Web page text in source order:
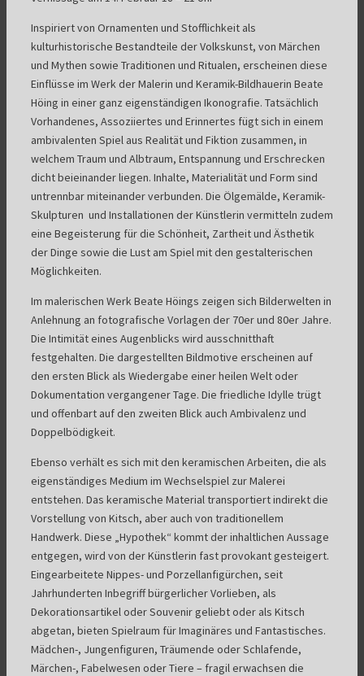
Inspiriert von Ornamenten und Stofflichkeit als
kulturhistorische Bestandteile der Volkskunst, von Märchen
und Mythen sowie Traditionen und Ritualen, erscheinen diese
Einflüsse im Werk der Malerin und Keramik-Bildhauerin Beate
Höing in einer ganz eigenständigen Ikonografie. Tatsächlich
Vorhandenes, Assoziiertes und Erinnertes fügt sich in einem
ambivalenten Spiel aus Realität und Fiktion zusammen, in
welchem Traum und Albtraum, Entspannung und Erschrecken
dicht beieinander liegen. Inhalte, Materialität und Form sind
untrennbar miteinander verbunden. Die Ölgemälde, Keramik-
Skulpturen und Installationen der Künstlerin vermitteln zudem
eine Begeisterung für die Schönheit, Zartheit und Ästhetik
der Dinge sowie die Lust am Spiel mit den gestalterischen
Möglichkeiten.
Im malerischen Werk Beate Höings zeigen sich Bilderwelten in
Anlehnung an fotografische Vorlagen der 70er und 80er Jahre.
Die Intimität eines Augenblicks wird ausschnitthaft
festgehalten. Die dargestellten Bildmotive erscheinen auf
den ersten Blick als Wiedergabe einer heilen Welt oder
Dokumentation vergangener Tage. Die friedliche Idylle trügt
und offenbart auf den zweiten Blick auch Ambivalenz und
Doppelbödigkeit.
Ebenso verhält es sich mit den keramischen Arbeiten, die als
eigenständiges Medium im Wechselspiel zur Malerei
entstehen. Das keramische Material transportiert indirekt die
Vorstellung von Kitsch, aber auch von traditionellem
Handwerk. Diese „Hypothek“ kommt der inhaltlichen Aussage
entgegen, wird von der Künstlerin fast provokant gesteigert.
Eingearbeitete Nippes- und Porzellanfigürchen, seit
Jahrhunderten Inbegriff bürgerlicher Vorlieben, als
Dekorationsartikel oder Souvenir geliebt oder als Kitsch
abgetan, bieten Spielraum für Imaginäres und Fantastisches.
Mädchen-, Jungenfiguren, Träumende oder Schlafende,
Märchen-, Fabelwesen oder Tiere – fragil erwachsen die